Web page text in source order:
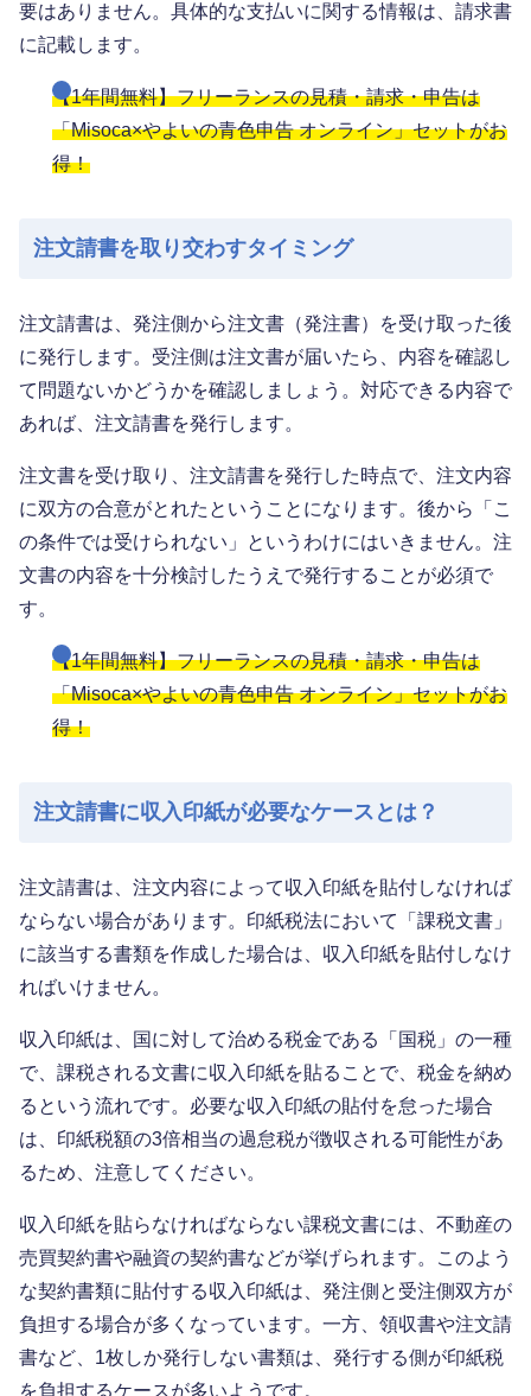
要はありません。具体的な支払いに関する情報は、請求書
に記載します。
【1年間無料】フリーランスの見積・請求・申告は
「Misoca×やよいの青色申告 オンライン」セットがお
得！
注文請書を取り交わすタイミング
注文請書は、発注側から注文書（発注書）を受け取った後
に発行します。受注側は注文書が届いたら、内容を確認し
て問題ないかどうかを確認しましょう。対応できる内容で
あれば、注文請書を発行します。
注文書を受け取り、注文請書を発行した時点で、注文内容
に双方の合意がとれたということになります。後から「こ
の条件では受けられない」というわけにはいきません。注
文書の内容を十分検討したうえで発行することが必須で
す。
【1年間無料】フリーランスの見積・請求・申告は
「Misoca×やよいの青色申告 オンライン」セットがお
得！
注文請書に収入印紙が必要なケースとは？
注文請書は、注文内容によって収入印紙を貼付しなければ
ならない場合があります。印紙税法において「課税文書」
に該当する書類を作成した場合は、収入印紙を貼付しなけ
ればいけません。
収入印紙は、国に対して治める税金である「国税」の一種
で、課税される文書に収入印紙を貼ることで、税金を納め
るという流れです。必要な収入印紙の貼付を怠った場合
は、印紙税額の3倍相当の過怠税が徴収される可能性があ
るため、注意してください。
収入印紙を貼らなければならない課税文書には、不動産の
売買契約書や融資の契約書などが挙げられます。このよう
な契約書類に貼付する収入印紙は、発注側と受注側双方が
負担する場合が多くなっています。一方、領収書や注文請
書など、1枚しか発行しない書類は、発行する側が印紙税
を負担するケースが多いようです。